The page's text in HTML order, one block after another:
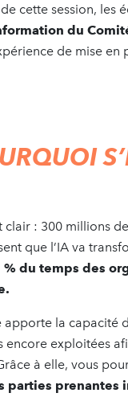
cette session, les
du
de mise en
S’
clair : 300 millions
que l’IA va
% du temps des
apporte la capacité
encore exploitées
à elle, vous
parties prenantes